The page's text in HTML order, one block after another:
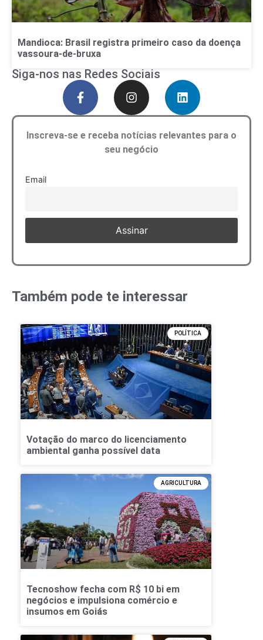
Mandioca: Brasil registra primeiro caso da doença
vassoura-de-bruxa
Siga-nos nas Redes Sociais
Inscreva-se e receba notícias relevantes para o
seu negócio
Email
Também pode te interessar
POLÍTICA
Votação do marco do licenciamento
ambiental ganha possível data
AGRICULTURA
Tecnoshow fecha com R$ 10 bi em
negócios e impulsiona comércio e
insumos em Goiás